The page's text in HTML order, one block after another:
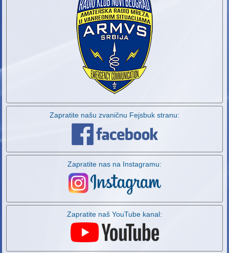
Zapratite našu zvaničnu Fejsbuk stranu:
Zapratite nas na Instagramu:
Zapratite naš YouTube kanal: